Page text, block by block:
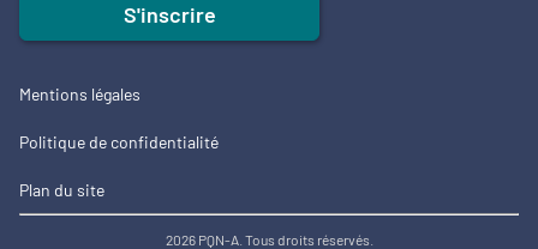
S'inscrire
Mentions légales
Politique de confidentialité
Plan du site
2026 PQN-A. Tous droits réservés.